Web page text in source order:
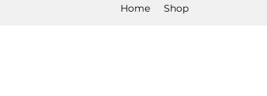
Home Shop